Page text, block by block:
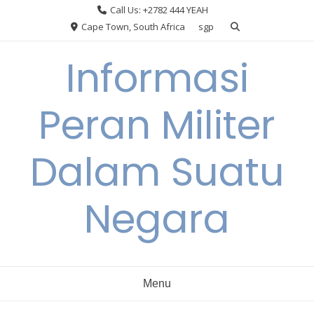
Call Us: +2782 444 YEAH
Cape Town, South Africa
sgp
Informasi
Peran Militer
Dalam Suatu
Negara
Menu